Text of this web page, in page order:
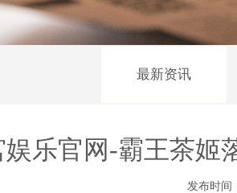
最新资讯
娱乐官网-霸王茶姬
发布时间